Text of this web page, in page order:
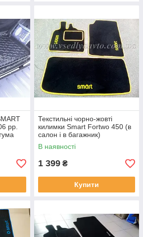
рр.
Текстильні чорно-жовті
килимки Smart Fortwo 450 (в
салон і в багажник)
В наявності
1 399 ₴
Купити